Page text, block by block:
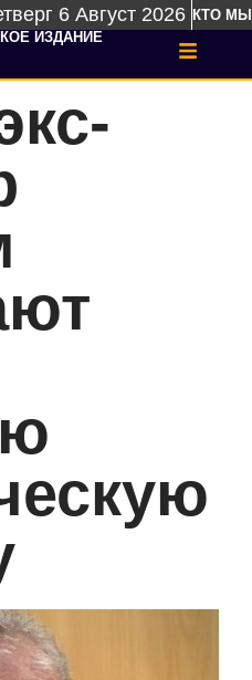
6 Август 2026 КТО МЫ
ИЗДАНИЕ